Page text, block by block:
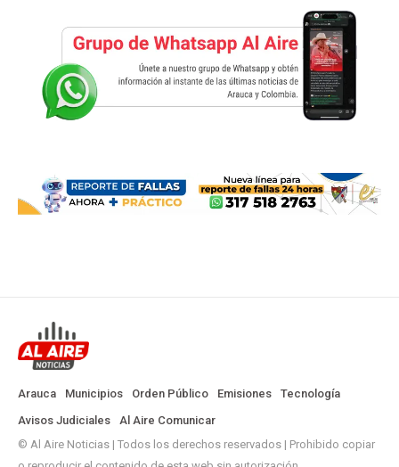
Arauca Municipios Orden Público Emisiones
Tecnología
Avisos Judiciales
Al Aire Comunicar
© Al Aire Noticias | Todos los derechos reservados | Prohibido copiar